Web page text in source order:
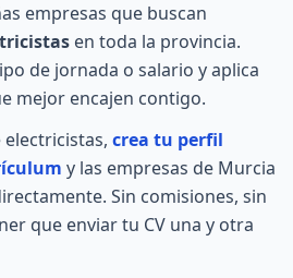
empresas que buscan
en toda la provincia.
de jornada o salario y aplica
mejor encajen contigo.
crea tu perfil
y las empresas de Murcia
Sin comisiones, sin
que enviar tu CV una y otra